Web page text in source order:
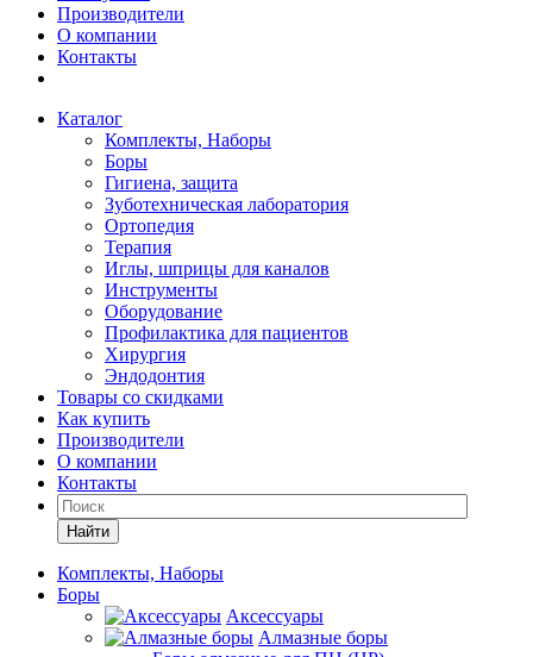
Производители
О компании
Контакты
Каталог
Комплекты, Наборы
Боры
Гигиена, защита
Зуботехническая лаборатория
Ортопедия
Терапия
Иглы, шприцы для каналов
Инструменты
Оборудование
Профилактика для пациентов
Хирургия
Эндодонтия
Товары со скидками
Как купить
Производители
О компании
Контакты
Найти
Комплекты, Наборы
Боры
Аксессуары
Алмазные боры